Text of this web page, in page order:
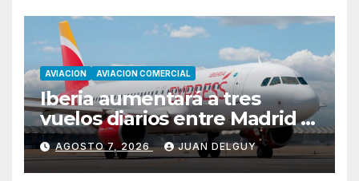
AVIACION AVIACION COMERCIAL
Iberia aumentará a tres
vuelos diarios entre Madrid y
Menorca durante el invierno
AGOSTO 7, 2026 JUAN DELGUY